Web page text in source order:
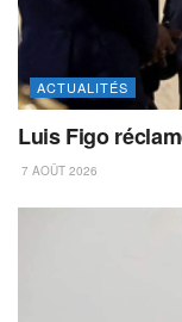
ACTUALITÉS
Luis Figo
7 AOÛT 2026